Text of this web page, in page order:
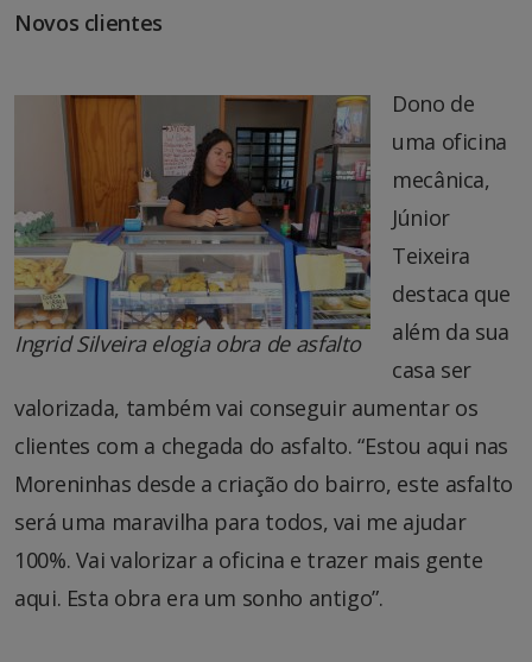
Novos clientes
Ingrid Silveira elogia obra de asfalto
Dono de
uma oficina
mecânica,
Júnior
Teixeira
destaca que
além da sua
casa ser
valorizada, também vai conseguir aumentar os
clientes com a chegada do asfalto. “Estou aqui nas
Moreninhas desde a criação do bairro, este asfalto
será uma maravilha para todos, vai me ajudar
100%. Vai valorizar a oficina e trazer mais gente
aqui. Esta obra era um sonho antigo”.